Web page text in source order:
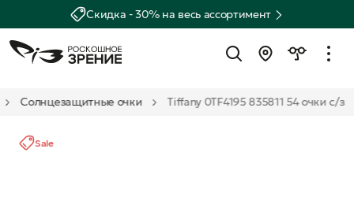
Скидка - 30% на весь ассортимент
Солнцезащитные очки Tiffany 0TF4195 835811 54 очки с/з
Sale